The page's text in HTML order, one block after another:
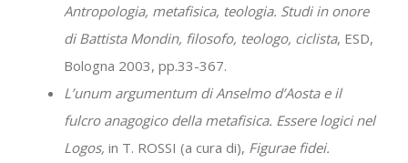
Antropologia, metafisica, teologia. Studi in onore
di Battista Mondin, filosofo, teologo, ciclista, ESD,
Bologna 2003, pp.33-367.
L’unum argumentum di Anselmo d’Aosta e il
fulcro anagogico della metafisica. Essere logici nel
Logos, in T. ROSSI (a cura di), Figurae fidei.